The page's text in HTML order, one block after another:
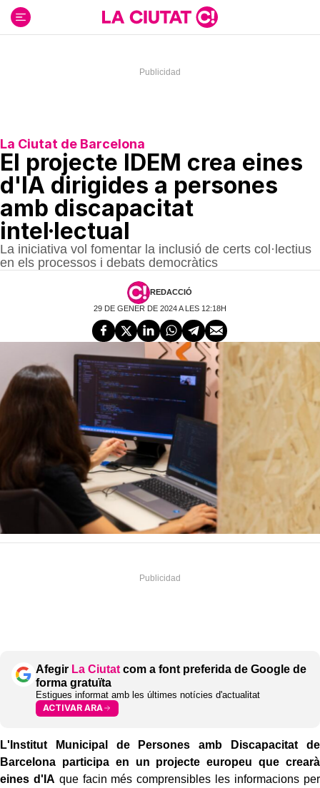
contenido
La Ciutat de Barcelona
El projecte IDEM crea eines
d'IA dirigides a persones
amb discapacitat
intel·lectual
La iniciativa vol fomentar la inclusió de certs col·lectius
en els processos i debats democràtics
REDACCIÓ
29 DE GENER DE 2024 A LES 12:18H
Afegir La Ciutat com a font preferida de Google de
forma gratuïta
Estigues informat amb les últimes notícies d'actualitat
ACTIVAR ARA
L'Institut Municipal de Persones amb Discapacitat de
Barcelona participa en un projecte europeu que crearà
eines d'IA que facin més comprensibles les informacions per